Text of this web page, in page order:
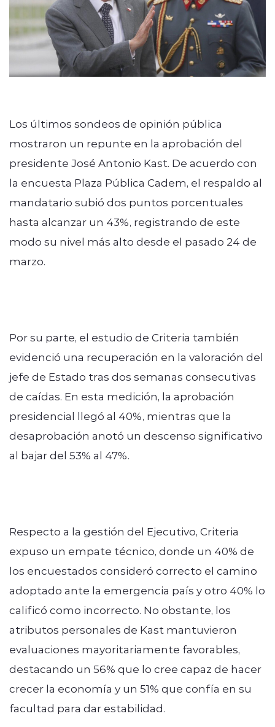
Los últimos sondeos de opinión pública
mostraron un repunte en la aprobación del
presidente José Antonio Kast. De acuerdo con
la encuesta Plaza Pública Cadem, el respaldo al
mandatario subió dos puntos porcentuales
hasta alcanzar un 43%, registrando de este
modo su nivel más alto desde el pasado 24 de
marzo.
Por su parte, el estudio de Criteria también
evidenció una recuperación en la valoración del
jefe de Estado tras dos semanas consecutivas
de caídas. En esta medición, la aprobación
presidencial llegó al 40%, mientras que la
desaprobación anotó un descenso significativo
al bajar del 53% al 47%.
Respecto a la gestión del Ejecutivo, Criteria
expuso un empate técnico, donde un 40% de
los encuestados consideró correcto el camino
adoptado ante la emergencia país y otro 40% lo
calificó como incorrecto. No obstante, los
atributos personales de Kast mantuvieron
evaluaciones mayoritariamente favorables,
destacando un 56% que lo cree capaz de hacer
crecer la economía y un 51% que confía en su
facultad para dar estabilidad.